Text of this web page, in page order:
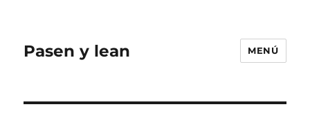
Pasen y lean MENÚ